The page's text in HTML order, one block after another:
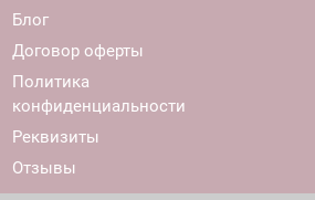
Блог
Договор оферты
Политика
конфиденциальности
Реквизиты
Отзывы